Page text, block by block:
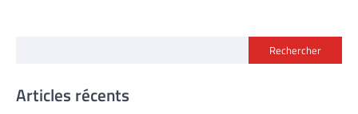
Rechercher
Articles récents